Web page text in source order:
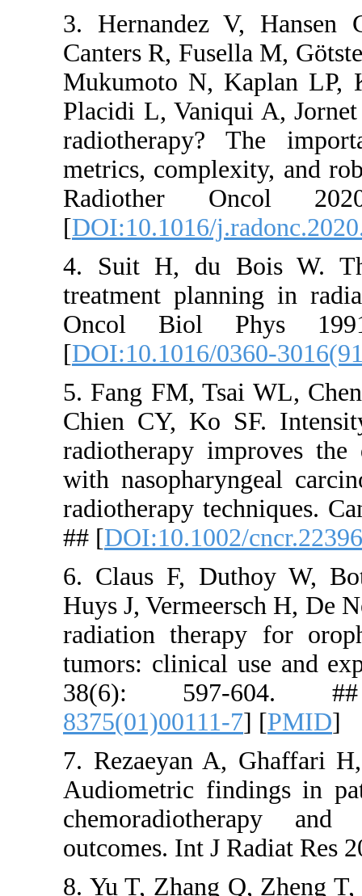
3.
Canters R,
Placidi L,
metrics,
[
4. Suit H,
treatment
Oncol
[
5. Fang
Chien CY,
with
## [
6. Claus
Huys J,
radiation
tumors:
38(6):
7.
outcomes.
8. Yu T,